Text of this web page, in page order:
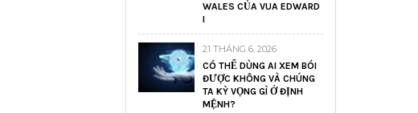
WALES CỦA VUA EDWARD
I
21 THÁNG 6, 2026
CÓ THỂ DÙNG AI XEM BÓI
ĐƯỢC KHÔNG VÀ CHÚNG
TA KỲ VỌNG GÌ Ở ĐỊNH
MỆNH?